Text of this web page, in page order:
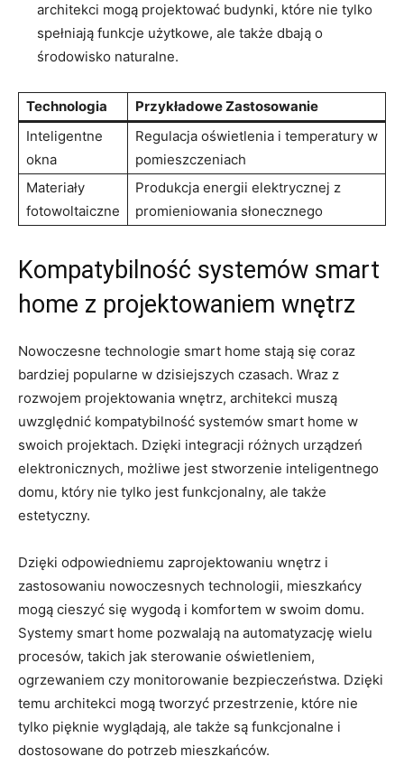
architekci mogą‌ projektować budynki, które nie tylko
‍spełniają⁤ funkcje użytkowe, ale także dbają o
środowisko naturalne.
Technologia
Przykładowe Zastosowanie
Inteligentne
okna
Regulacja oświetlenia i temperatury ⁣w
pomieszczeniach
Materiały
fotowoltaiczne
Produkcja⁤ energii elektrycznej⁣ z​
promieniowania słonecznego
Kompatybilność‌ systemów smart
home z​ projektowaniem ⁢wnętrz
Nowoczesne technologie smart home stają się coraz
bardziej ⁤popularne⁢ w dzisiejszych czasach. Wraz‌ z
rozwojem projektowania wnętrz, architekci muszą
uwzględnić kompatybilność systemów smart home w
swoich projektach.‌ Dzięki integracji różnych‍ urządzeń
elektronicznych, możliwe ‍jest ​stworzenie inteligentnego
domu,⁤ który nie tylko‍ jest ‍funkcjonalny, ale także
estetyczny.
Dzięki odpowiedniemu zaprojektowaniu ​wnętrz i
zastosowaniu ​nowoczesnych technologii, mieszkańcy‍
mogą cieszyć‍ się wygodą ​i komfortem w swoim domu.
Systemy smart home pozwalają ​na automatyzację wielu ​
procesów, takich jak sterowanie oświetleniem,⁣
ogrzewaniem ‌czy monitorowanie ‍bezpieczeństwa. Dzięki
⁢temu architekci mogą ​tworzyć przestrzenie, które ​nie⁢
tylko pięknie wyglądają,‍ ale także są funkcjonalne i
dostosowane do ⁤potrzeb mieszkańców.